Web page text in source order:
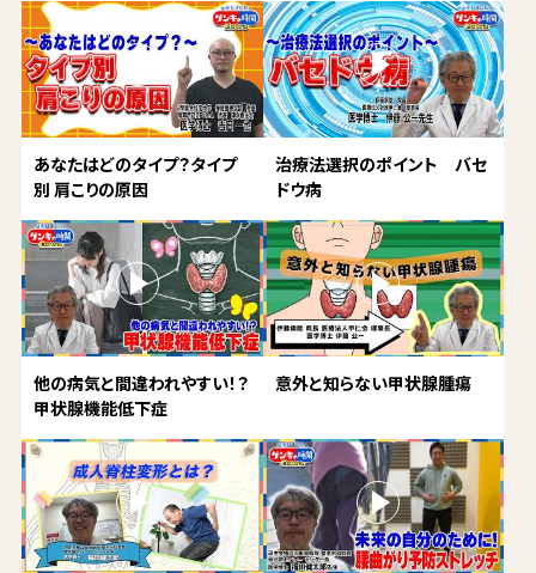
あなたはどのタイプ？タイプ
別 肩こりの原因
治療法選択のポイント バセ
ドウ病
他の病気と間違われやすい！？
甲状腺機能低下症
意外と知らない甲状腺腫瘍